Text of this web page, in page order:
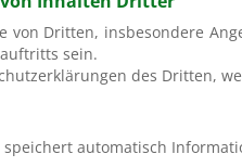
von Dritten, insbesondere
sein.
des Dritten,
automatisch